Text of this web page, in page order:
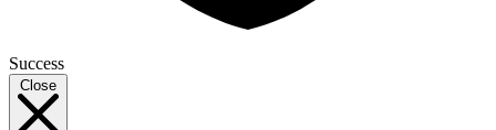
Success
Close